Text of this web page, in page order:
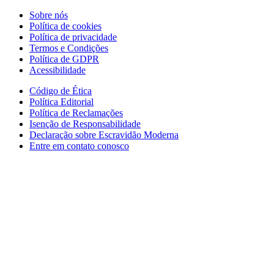
Sobre nós
Política de cookies
Política de privacidade
Termos e Condições
Política de GDPR
Acessibilidade
Código de Ética
Política Editorial
Política de Reclamações
Isenção de Responsabilidade
Declaração sobre Escravidão Moderna
Entre em contato conosco